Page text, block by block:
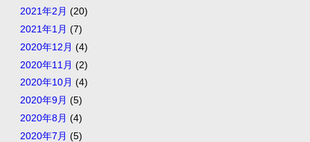
2021年2月 (20)
2021年1月 (7)
2020年12月 (4)
2020年11月 (2)
2020年10月 (4)
2020年9月 (5)
2020年8月 (4)
2020年7月 (5)